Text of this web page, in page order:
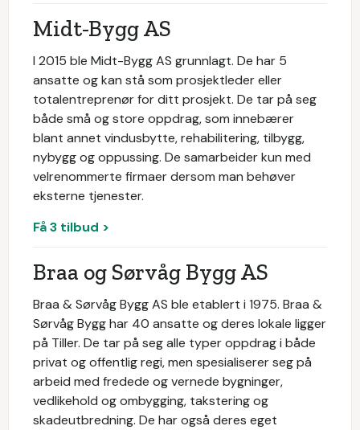
Midt-Bygg AS
I 2015 ble Midt-Bygg AS grunnlagt. De har 5
ansatte og kan stå som prosjektleder eller
totalentreprenør for ditt prosjekt. De tar på seg
både små og store oppdrag, som innebærer
blant annet vindusbytte, rehabilitering, tilbygg,
nybygg og oppussing. De samarbeider kun med
velrenommerte firmaer dersom man behøver
eksterne tjenester.
Få 3 tilbud >
Braa og Sørvåg Bygg AS
Braa & Sørvåg Bygg AS ble etablert i 1975. Braa &
Sørvåg Bygg har 40 ansatte og deres lokale ligger
på Tiller. De tar på seg alle typer oppdrag i både
privat og offentlig regi, men spesialiserer seg på
arbeid med fredede og vernede bygninger,
vedlikehold og ombygging, takstering og
skadeutbredning. De har også deres eget